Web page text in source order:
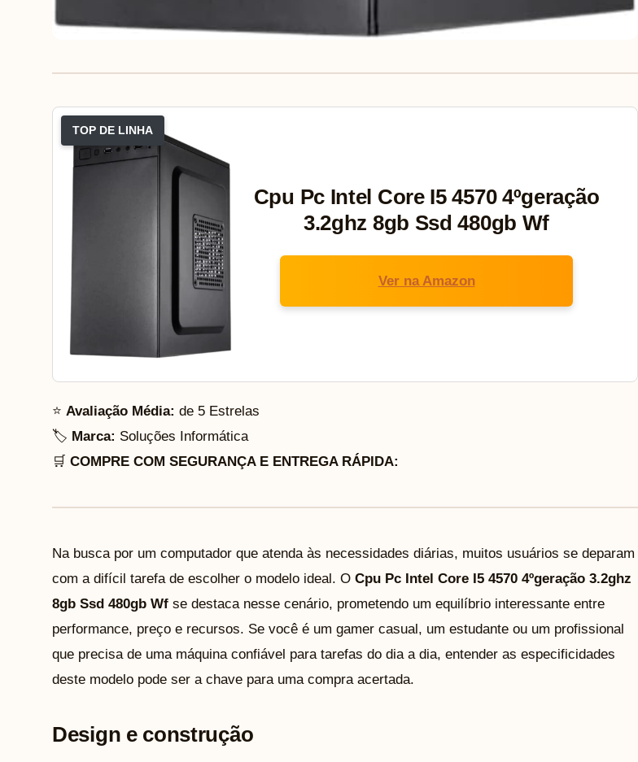
TOP DE LINHA
Cpu Pc Intel Core I5 4570 4ºgeração
3.2ghz 8gb Ssd 480gb Wf
Ver na Amazon
⭐ Avaliação Média: de 5 Estrelas
🏷️ Marca: Soluções Informática
🛒 COMPRE COM SEGURANÇA E ENTREGA RÁPIDA:
Na busca por um computador que atenda às necessidades diárias, muitos usuários se deparam
com a difícil tarefa de escolher o modelo ideal. O Cpu Pc Intel Core I5 4570 4ºgeração 3.2ghz
8gb Ssd 480gb Wf se destaca nesse cenário, prometendo um equilíbrio interessante entre
performance, preço e recursos. Se você é um gamer casual, um estudante ou um profissional
que precisa de uma máquina confiável para tarefas do dia a dia, entender as especificidades
deste modelo pode ser a chave para uma compra acertada.
Design e construção